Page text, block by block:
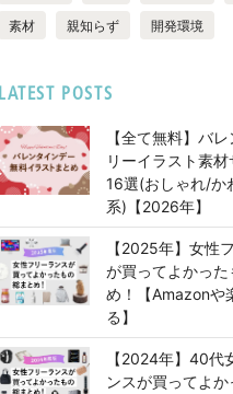
素材 親知らず 開発環境
LATEST POSTS
【全て無料】バ
リーイラスト素
16選(おしゃれ/か
系)【2026年】
【2025年】女性
が買ってよかった
め！【Amazonや
る】
【2024年】40代
ンスが買ってよか